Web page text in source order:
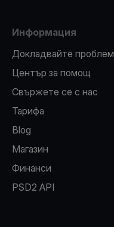
Информация
Докладвайте проблем
Център за помощ
Свържете се с нас
Тарифа
Blog
Магазин
Финанси
PSD2 API